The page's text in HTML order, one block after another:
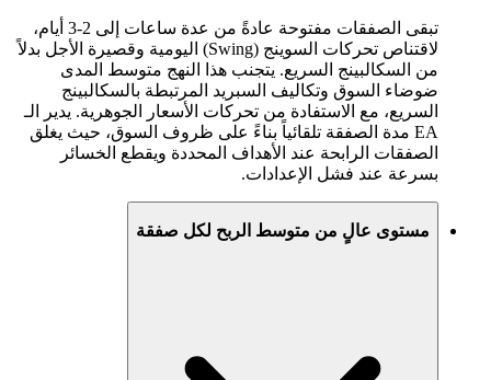
تبقى الصفقات مفتوحة عادةً من عدة ساعات إلى 2-3 أيام،
لاقتناص تحركات السوينج (Swing) اليومية وقصيرة الأجل بدلاً
من السكالبينج السريع. يتجنب هذا النهج متوسط المدى
ضوضاء السوق وتكاليف السبريد المرتبطة بالسكالبينج
السريع، مع الاستفادة من تحركات الأسعار الجوهرية. يدير الـ
EA مدة الصفقة تلقائياً بناءً على ظروف السوق، حيث يغلق
الصفقات الرابحة عند الأهداف المحددة ويقطع الخسائر
بسرعة عند فشل الإعدادات.
مستوى عالٍ من متوسط الربح لكل صفقة